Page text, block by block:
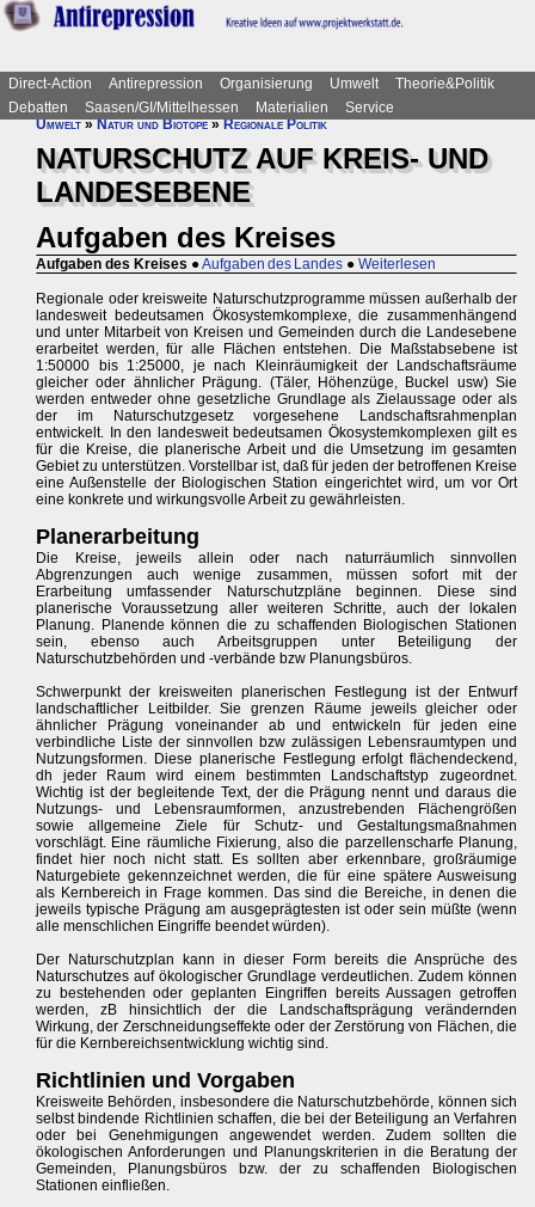
Direct-Action Antirepression Organisierung Umwelt
Theorie&Politik
Debatten
Saasen/GI/Mittelhessen Materialien
Service
Umwelt»Natur und Biotope»Regionale Politik
NATURSCHUTZ AUF KREIS- UND
LANDESEBENE
Aufgaben des Kreises
Aufgaben des Kreises ●Aufgaben des Landes ● Weiterlesen
Regionale oder kreisweite Naturschutzprogramme müssen außerhalb der
landesweit bedeutsamen Ökosystemkomplexe, die zusammenhängend
und unter Mitarbeit von Kreisen und Gemeinden durch die Landesebene
erarbeitet werden, für alle Flächen entstehen. Die Maßstabsebene ist
1:50000 bis 1:25000, je nach Kleinräumigkeit der Landschaftsräume
gleicher oder ähnlicher Prägung. (Täler, Höhenzüge, Buckel usw) Sie
werden entweder ohne gesetzliche Grundlage als Zielaussage oder als
der im Naturschutzgesetz vorgesehene Landschaftsrahmenplan
entwickelt. In den landesweit bedeutsamen Ökosystemkomplexen gilt es
für die Kreise, die planerische Arbeit und die Umsetzung im gesamten
Gebiet zu unterstützen. Vorstellbar ist, daß für jeden der betroffenen Kreise
eine Außenstelle der Biologischen Station eingerichtet wird, um vor Ort
eine konkrete und wirkungsvolle Arbeit zu gewährleisten.
Planerarbeitung
Die Kreise, jeweils allein oder nach naturräumlich sinnvollen
Abgrenzungen auch wenige zusammen, müssen sofort mit der
Erarbeitung umfassender Naturschutzpläne beginnen. Diese sind
planerische Voraussetzung aller weiteren Schritte, auch der lokalen
Planung. Planende können die zu schaffenden Biologischen Stationen
sein, ebenso auch Arbeitsgruppen unter Beteiligung der
Naturschutzbehörden und -verbände bzw Planungsbüros.
Schwerpunkt der kreisweiten planerischen Festlegung ist der Entwurf
landschaftlicher Leitbilder. Sie grenzen Räume jeweils gleicher oder
ähnlicher Prägung voneinander ab und entwickeln für jeden eine
verbindliche Liste der sinnvollen bzw zulässigen Lebensraumtypen und
Nutzungsformen. Diese planerische Festlegung erfolgt flächendeckend,
dh jeder Raum wird einem bestimmten Landschaftstyp zugeordnet.
Wichtig ist der begleitende Text, der die Prägung nennt und daraus die
Nutzungs- und Lebensraumformen, anzustrebenden Flächengrößen
sowie allgemeine Ziele für Schutz- und Gestaltungsmaßnahmen
vorschlägt. Eine räumliche Fixierung, also die parzellenscharfe Planung,
findet hier noch nicht statt. Es sollten aber erkennbare, großräumige
Naturgebiete gekennzeichnet werden, die für eine spätere Ausweisung
als Kernbereich in Frage kommen. Das sind die Bereiche, in denen die
jeweils typische Prägung am ausgeprägtesten ist oder sein müßte (wenn
alle menschlichen Eingriffe beendet würden).
Der Naturschutzplan kann in dieser Form bereits die Ansprüche des
Naturschutzes auf ökologischer Grundlage verdeutlichen. Zudem können
zu bestehenden oder geplanten Eingriffen bereits Aussagen getroffen
werden, zB hinsichtlich der die Landschaftsprägung verändernden
Wirkung, der Zerschneidungseffekte oder der Zerstörung von Flächen, die
für die Kernbereichsentwicklung wichtig sind.
Richtlinien und Vorgaben
Kreisweite Behörden, insbesondere die Naturschutzbehörde, können sich
selbst bindende Richtlinien schaffen, die bei der Beteiligung an Verfahren
oder bei Genehmigungen angewendet werden. Zudem sollten die
ökologischen Anforderungen und Planungskriterien in die Beratung der
Gemeinden, Planungsbüros bzw. der zu schaffenden Biologischen
Stationen einfließen.